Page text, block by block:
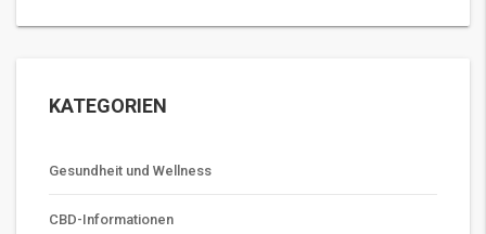
KATEGORIEN
Gesundheit und Wellness
CBD-Informationen